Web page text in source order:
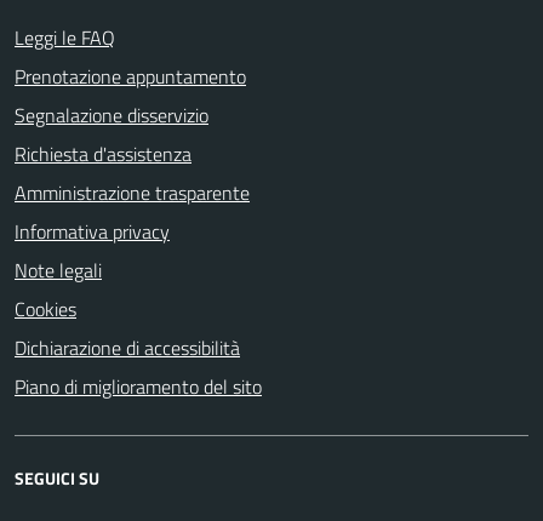
Leggi le FAQ
Prenotazione appuntamento
Segnalazione disservizio
Richiesta d'assistenza
Amministrazione trasparente
Informativa privacy
Note legali
Cookies
Dichiarazione di accessibilità
Piano di miglioramento del sito
SEGUICI SU